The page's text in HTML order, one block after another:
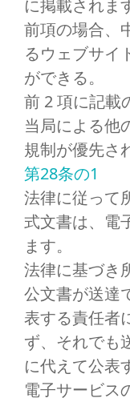
に掲載されま
前項の場合、
るウェブサイ
ができる。
前 2 項に記載
当局による他
規制が優先さ
第28条の1
法律に従って
式文書は、電
ます。
法律に基づき
公文書が送達
表する責任者
ず、それでも
に代えて公表
電子サービス